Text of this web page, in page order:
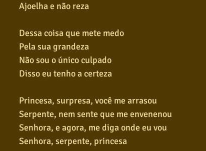
Ajoelha e não reza
Dessa coisa que mete medo
Pela sua grandeza
Não sou o único culpado
Disso eu tenho a certeza
Princesa, surpresa, você me arrasou
Serpente, nem sente que me envenenou
Senhora, e agora, me diga onde eu vou
Senhora, serpente, princesa